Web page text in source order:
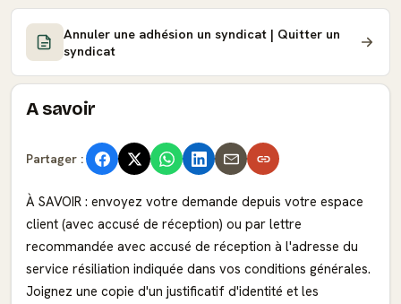
Annuler une adhésion un syndicat | Quitter un
syndicat
A savoir
Partager :
À SAVOIR : envoyez votre demande depuis votre espace
client (avec accusé de réception) ou par lettre
recommandée avec accusé de réception à l'adresse du
service résiliation indiquée dans vos conditions générales.
Joignez une copie d'un justificatif d'identité et les